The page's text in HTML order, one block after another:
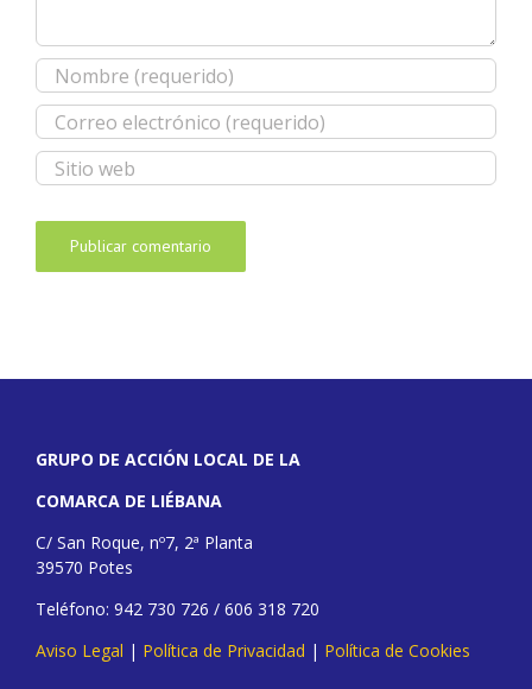
GRUPO DE ACCIÓN LOCAL DE LA
COMARCA DE LIÉBANA
C/ San Roque, nº7, 2ª Planta
39570 Potes
Teléfono: 942 730 726 / 606 318 720
Aviso Legal | Política de Privacidad | Política de Cookies